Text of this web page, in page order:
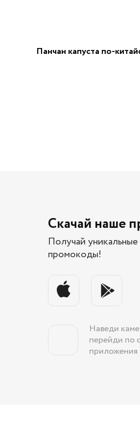
Панчан капуста по-
Скачай наше
Получай
промокоды!
Наведи
перейди по
приложения